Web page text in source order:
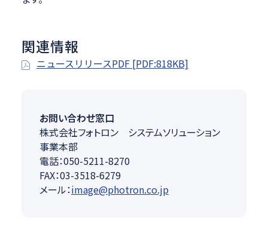
関連情報
ニュースリリースPDF [PDF:818KB]
お問い合わせ窓口
株式会社フォトロン システムソリューション
事業本部
電話：050-5211-8270
FAX：03-3518-6279
メール：image@photron.co.jp